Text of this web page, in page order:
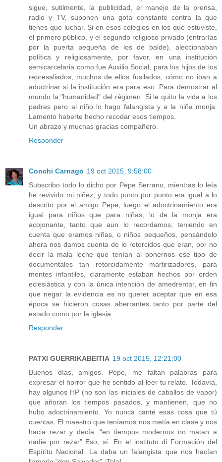
sigue, sutilmente, la publicidad, el manejo de la prensa,
radio y TV, suponen una gota constante contra la que
tienes que luchar. Si en esos colegios en los que estuviste,
el primero público, y el segundo religioso privado (entrarías
por la puerta pequeña de los de balde), aleccionaban
política y religiosamente, por favor, en una institución
semicarcelaria como fue Auxilio Social, para los hijos de los
represaliados, muchos de ellos fusilados, cómo no iban a
adoctrinar si la institución era para eso. Para demostrar al
mundo la "humanidad" del régimen. Si le quito la vida a los
padres pero al niño lo hago falangista y a la niña monja.
Lamento haberte hecho recodar esos tiempos.
Un abrazo y muchas gracias compañero.
Responder
Conchi Carnago 19 oct 2015, 9:58:00
Subscribo todo lo dicho por Pepe Serrano, mientras lo leía
he revivido mi niñez, y todo punto por punto era igual a lo
descrito por el amigo Pepe, luego el adoctrinamiento era
igual para niños que para niñas, lo de la monja era
acojonante, tanto que aun lo recordamos, teniendo en
cuenta que eramos niñas, o niños pequeños, pensándolo
ahora nos damos cuenta de lo retorcidos que eran, por no
decir la mala leche que tenían al ponernos ese tipo de
documentales tan retorcidamente martirizadores, para
mentes infantiles, claramente estaban hechos por orden
eclesiástica y con la única intención de amedrentar, en fin
que negar la evidencia es no querer aceptar que en esa
época se hicieron cosas aberrantes tanto por parte del
estado como por la iglesia.
Responder
PATXI GUERRIKABEITIA 19 oct 2015, 12:21:00
Buenos días, amigos. Pepe, me faltan palabras para
expresar el horror que he sentido al leer tu relato. Todavía,
hay algunos HP (no son las iniciales de caballos de vapor)
que añoran los tiempos pasados, y mantienen, que no
hubo adoctrinamiento. Yo nunca canté esas cosa que tú
cuentas. El maestro que teníamos nos metía en clase y nos
hacia rezar y decía: “en tiempos modernos no matan a
nadie por rezar” Eso, sí. En el instituto di Formación del
Espíritu Nacional. La daba un falangista que nos hacían